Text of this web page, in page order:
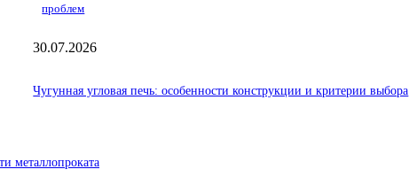
проблем
30.07.2026
Чугунная угловая печь: особенности конструкции и критерии выбора
металлопроката